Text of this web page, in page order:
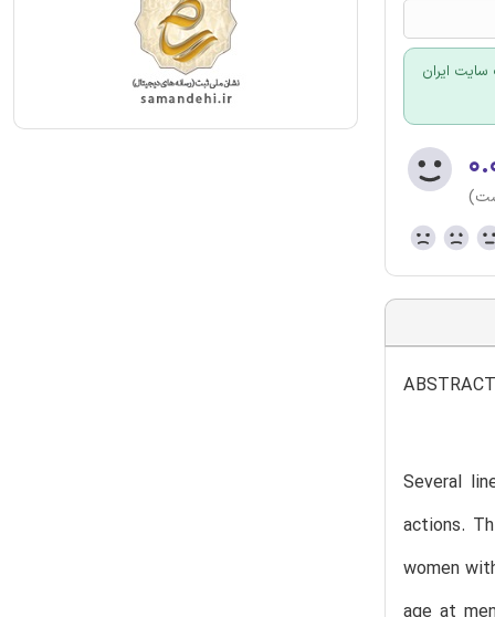
ایران
ABSTRACT
Several
actions.
women